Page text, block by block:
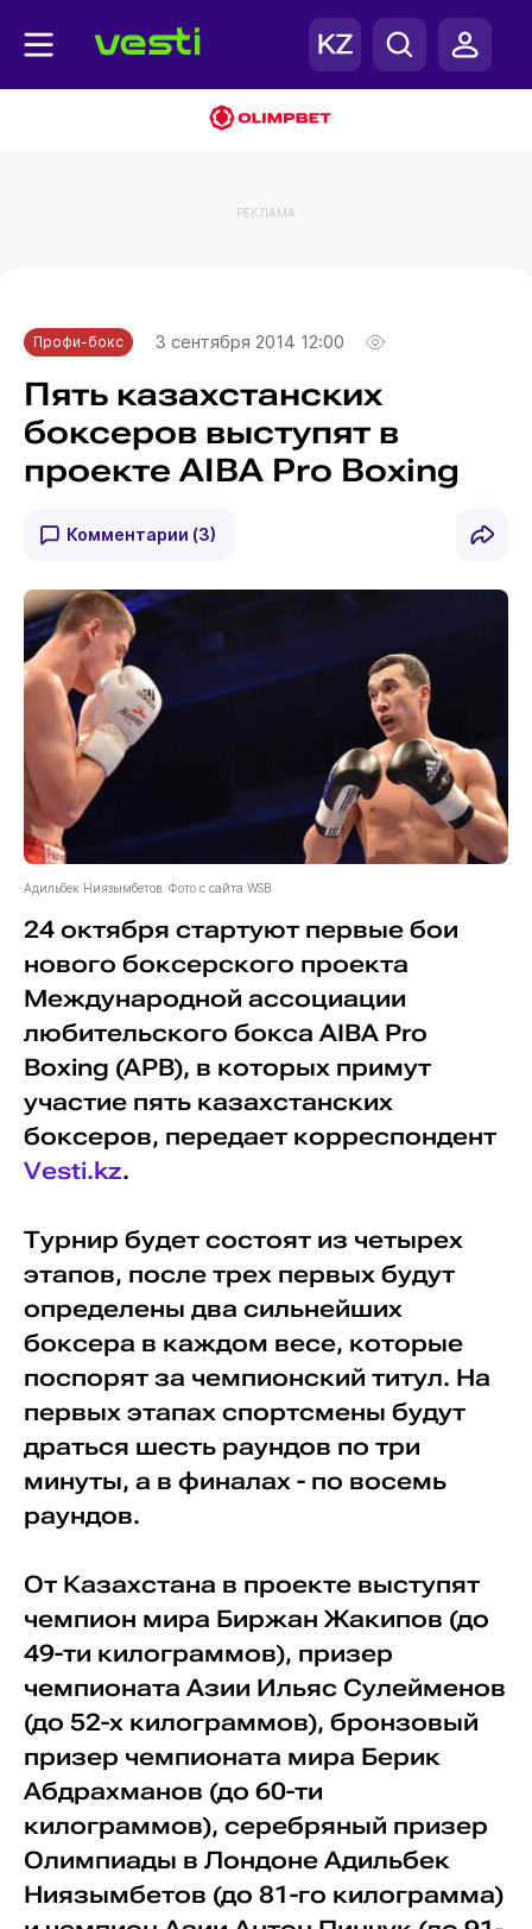
РЕКЛАМА
Профи-бокс 3 сентября 2014 12:00
Пять казахстанских
боксеров выступят в
проекте AIBA Pro Boxing
Комментарии (3)
Адильбек Ниязымбетов. Фото с сайта WSB
24 октября стартуют первые бои
нового боксерского проекта
Международной ассоциации
любительского бокса AIBA Pro
Boxing (APB), в которых примут
участие пять казахстанских
боксеров, передает корреспондент
Vesti.kz.
Турнир будет состоят из четырех
этапов, после трех первых будут
определены два сильнейших
боксера в каждом весе, которые
поспорят за чемпионский титул. На
первых этапах спортсмены будут
драться шесть раундов по три
минуты, а в финалах - по восемь
раундов.
От Казахстана в проекте выступят
чемпион мира Биржан Жакипов (до
49-ти килограммов), призер
чемпионата Азии Ильяс Сулейменов
(до 52-х килограммов), бронзовый
призер чемпионата мира Берик
Абдрахманов (до 60-ти
килограммов), серебряный призер
Олимпиады в Лондоне Адильбек
Ниязымбетов (до 81-го килограмма)